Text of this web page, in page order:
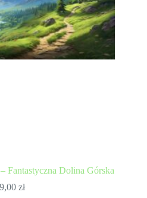
Fantastyczna Dolina Górska
zł